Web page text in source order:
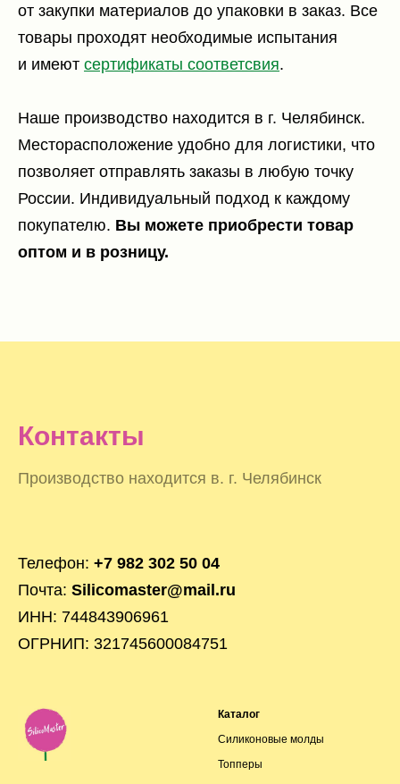
от закупки материалов до упаковки в заказ. Все
товары проходят необходимые испытания
и имеют сертификаты соответсвия.
Наше производство находится в г. Челябинск.
Месторасположение удобно для логистики, что
позволяет отправлять заказы в любую точку
России. Индивидуальный подход к каждому
покупателю. Вы можете приобрести товар
оптом и в розницу.
Контакты
Производство находится в. г. Челябинск
Телефон: +7 982 302 50 04
Почта: Silicomaster@mail.ru
ИНН: 744843906961
ОГРНИП: 321745600084751
Каталог
Силиконовые молды
Топперы